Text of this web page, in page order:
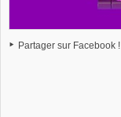
Partager sur Facebook !